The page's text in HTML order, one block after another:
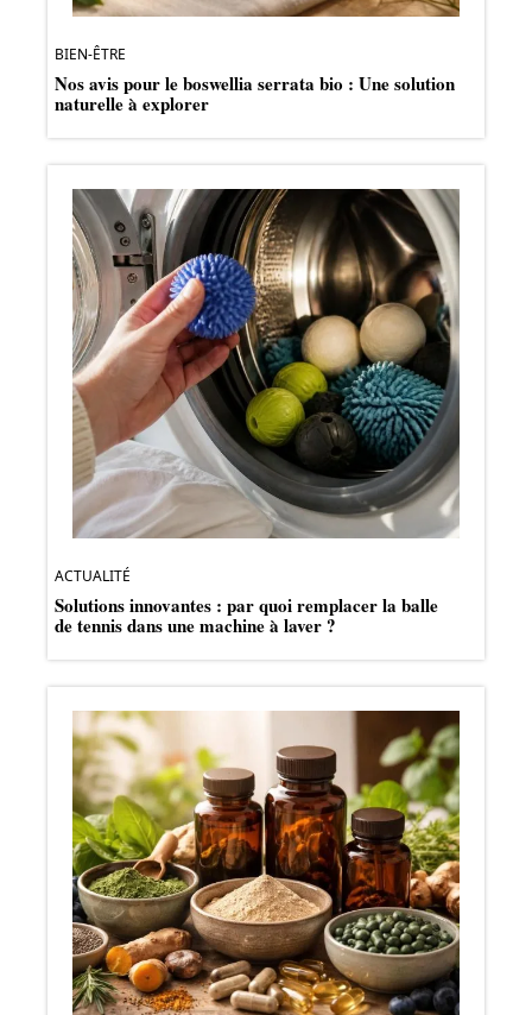
BIEN-ÊTRE
Nos avis pour le boswellia serrata bio : Une solution
naturelle à explorer
ACTUALITÉ
Solutions innovantes : par quoi remplacer la balle
de tennis dans une machine à laver ?